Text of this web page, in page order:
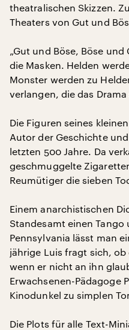
theatralischen Skizzen.
Theaters von Gut und
„Gut und Böse, Böse
die Masken. Helden
Monster werden zu
verlangen, die das
Die Figuren seines
Autor der Geschichte
letzten 500 Jahre. Da
geschmuggelte
Reumütiger die sieben
Einem anarchistischen
Standesamt einen
Pennsylvania lässt man
jährige Luis fragt sich,
wenn er nicht an ihn
Erwachsenen-Pädagoge
Kinodunkel zu simplen
Die Plots für alle Text-